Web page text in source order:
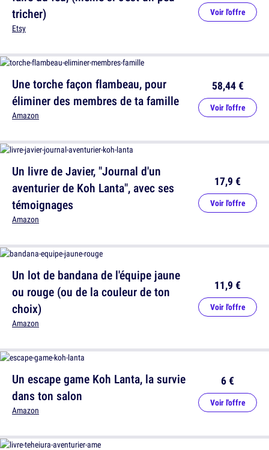
Une torche façon flambeau, pour
éliminer des membres de ta famille
Amazon
58,44 €
Voir l'offre
Un lot de bandana de l'équipe jaune
ou rouge (ou de la couleur de ton
choix)
Amazon
11,9 €
Voir l'offre
tricher)
Etsy
Voir l'offre
Un livre de Javier, "Journal d'un
aventurier de Koh Lanta", avec ses
témoignages
Amazon
17,9 €
Voir l'offre
Un escape game Koh Lanta, la survie
dans ton salon
Amazon
6 €
Voir l'offre